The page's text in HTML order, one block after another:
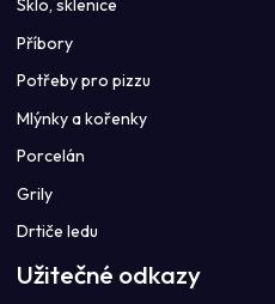
Sklo, sklenice
Příbory
Potřeby pro pizzu
Mlýnky a kořenky
Porcelán
Grily
Drtiče ledu
Užitečné odkazy